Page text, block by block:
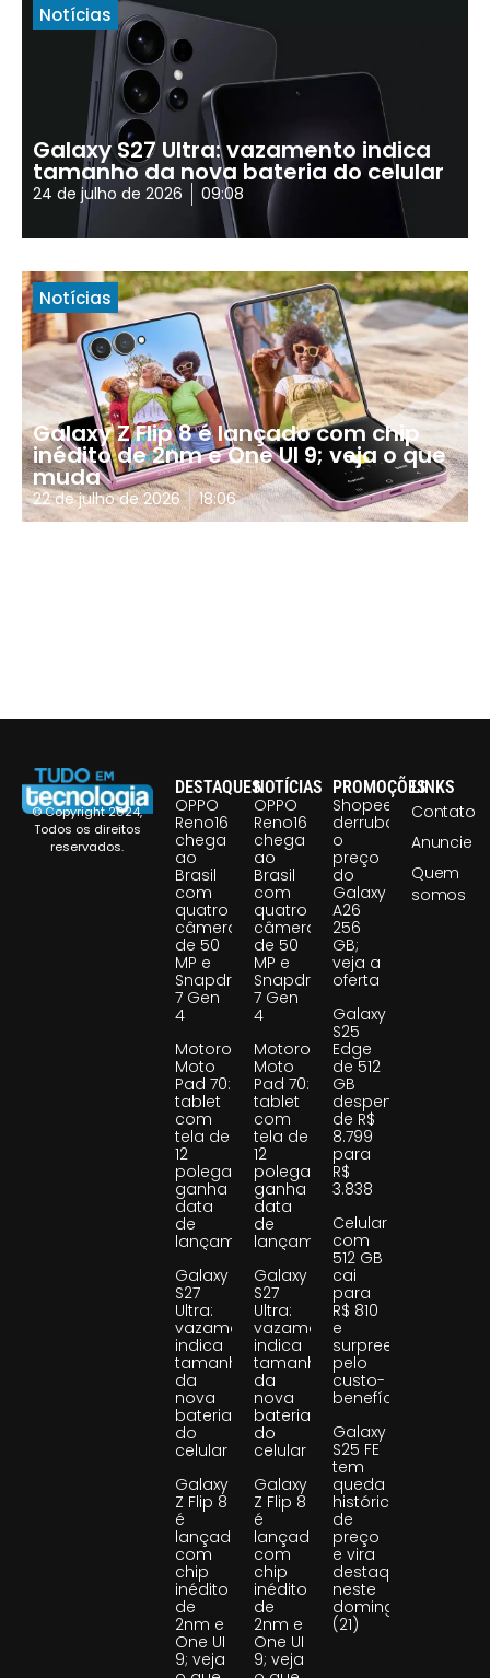
Notícias
Galaxy S27 Ultra: vazamento indica
tamanho da nova bateria do celular
24 de julho de 2026 09:08
Notícias
Galaxy Z Flip 8 é lançado com chip
inédito de 2nm e One UI 9; veja o que
muda
22 de julho de 2026 18:06
© Copyright 2024,
Todos os direitos
reservados.
DESTAQUES
OPPO
Reno16
chega
ao
Brasil
com
quatro
câmeras
de 50
MP e
Snapdragon
7 Gen
4
Motorola
Moto
Pad 70:
tablet
com
tela de
12
polegadas
ganha
data
de
lançamento
Galaxy
S27
Ultra:
vazamento
indica
tamanho
da
nova
bateria
do
celular
Galaxy
Z Flip 8
é
lançado
com
chip
inédito
de
2nm e
One UI
9; veja
NOTÍCIAS
OPPO
Reno16
chega
ao
Brasil
com
quatro
câmeras
de 50
MP e
Snapdragon
7 Gen
4
Motorola
Moto
Pad 70:
tablet
com
tela de
12
polegadas
ganha
data
de
lançamento
Galaxy
S27
Ultra:
vazamento
indica
tamanho
da
nova
bateria
do
celular
Galaxy
Z Flip 8
é
lançado
com
chip
inédito
de
2nm e
One UI
9; veja
PROMOÇÕES
Shopee
derruba
o
preço
do
Galaxy
A26
256
GB;
veja a
oferta
Galaxy
S25
Edge
de 512
GB
despenca
de R$
8.799
para
R$
3.838
Celular
com
512 GB
cai
para
R$ 810
e
surpreende
pelo
custo-
benefício
Galaxy
S25 FE
tem
queda
histórica
de
preço
e vira
destaque
neste
domingo
(21)
LINKS
Contato
Anuncie
Quem
somos